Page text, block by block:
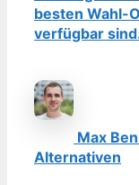
besten Wahl-
verfügbar
Max
Alternativen